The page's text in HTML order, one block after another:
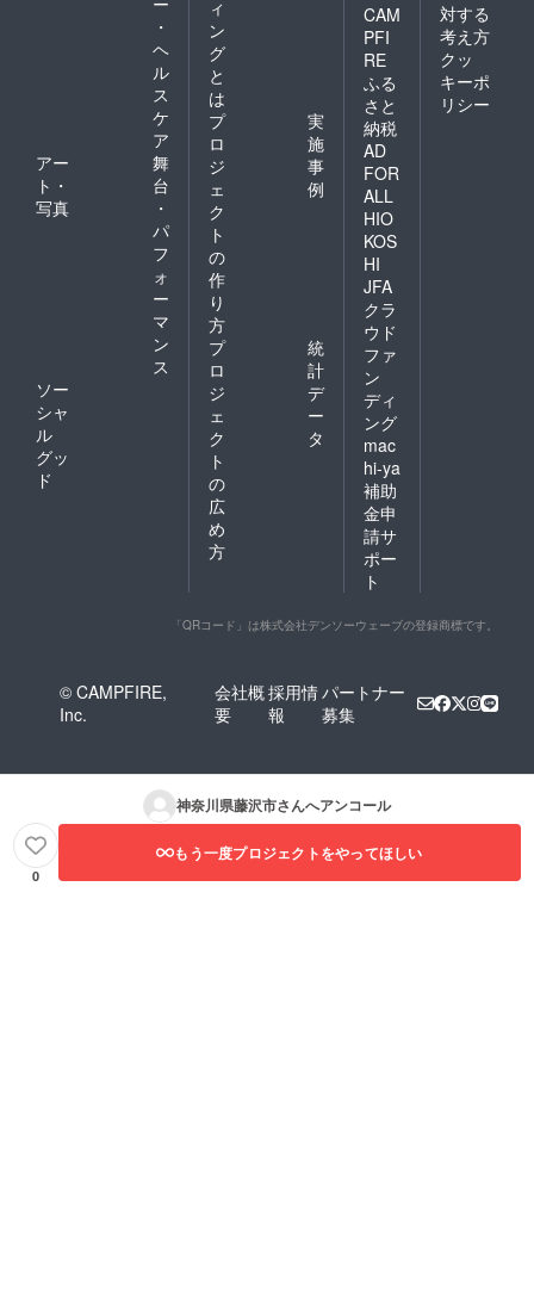
・
ヘ
ル
ス
ケ
ア
アー
ト・
写真
舞
台
・
パ
フ
ォ
ー
マ
ン
ス
ソー
シャ
ル
グッ
ド
ィ
ン
グ
と
は
プ
ロ
ジ
ェ
ク
ト
の
作
り
方
実
施
事
例
プ
ロ
ジ
ェ
ク
ト
の
広
め
方
統
計
デ
ー
タ
CAM
PFI
RE
ふる
さと
納税
AD
FOR
ALL
HIO
KOS
HI
JFA
クラ
ウド
ファ
ン
ディ
ング
mac
hi-ya
補助
金申
請サ
ポー
ト
対する
考え方
クッ
キーポ
リシー
「QRコード」は株式会社デンソーウェーブの登録商標です。
© CAMPFIRE,
Inc.
会社概
要
採用情
報
パートナー
募集
神奈川県藤沢市さんへアンコール
0
もう一度プロジェクトをやってほしい